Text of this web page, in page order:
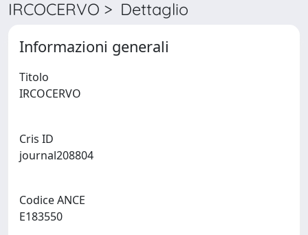
IRCOCERVO > Dettaglio
Informazioni generali
Titolo
Cris ID
Codice ANCE